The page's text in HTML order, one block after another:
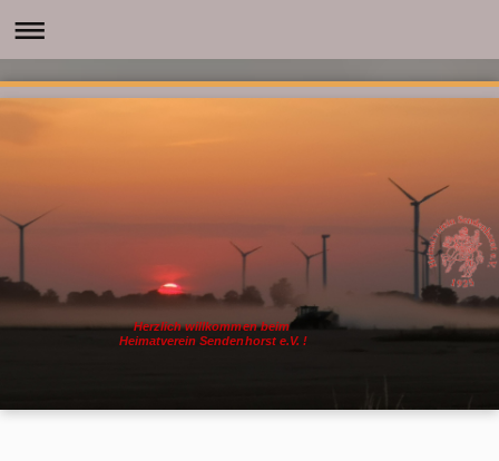
Herzlich willkommen beim
Heimatverein Sendenhorst e.V. !